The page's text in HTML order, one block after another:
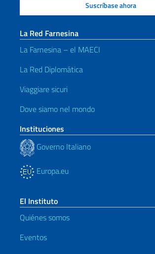
La Red Farnesina
La Farnesina – el MAECI
La Red Diplomática
Viaggiare sicuri
Dove siamo nel mondo
Instituciones
Governo Italiano
Europa.eu
El Instituto
Quiénes somos
Eventos